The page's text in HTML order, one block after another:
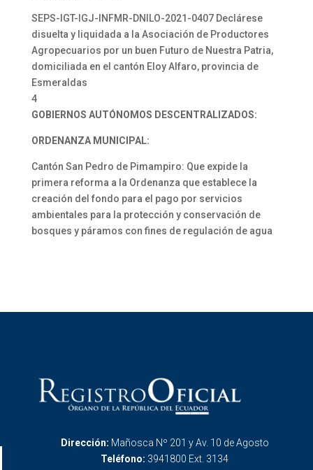
SEPS-IGT-IGJ-INFMR-DNILO-2021-0407 Declárese
disuelta y liquidada a la Asociación de Productores
Agropecuarios por un buen Futuro de Nuestra Patria,
domiciliada en el cantón Eloy Alfaro, provincia de
Esmeraldas
4
GOBIERNOS AUTÓNOMOS DESCENTRALIZADOS:
ORDENANZA MUNICIPAL:
Cantón San Pedro de Pimampiro: Que expide la
primera reforma a la Ordenanza que establece la
creación del fondo para el pago por servicios
ambientales para la protección y conservación de
bosques y páramos con fines de regulación de agua
Dirección: Mañosca Nº 201 y Av. 10 de Agosto
Teléfono: 3941800 Ext. 3134